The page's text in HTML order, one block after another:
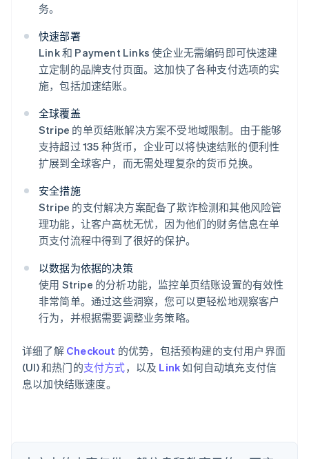
务。
快速部署
Link 和 Payment Links 使企业无需编码即可快速建
立定制的品牌支付页面。这加快了各种支付选项的实
施，包括加速结账。
全球覆盖
Stripe 的单页结账解决方案不受地域限制。由于能够
支持超过 135 种货币，企业可以将快速结账的便利性
扩展到全球客户，而无需处理复杂的货币兑换。
安全措施
Stripe 的支付解决方案配备了欺诈检测和其他风险管
理功能，让客户高枕无忧，因为他们的财务信息在单
页支付流程中得到了很好的保护。
以数据为依据的决策
使用 Stripe 的分析功能，监控单页结账设置的有效性
非常简单。通过这些洞察，您可以更轻松地观察客户
行为，并根据需要调整业务策略。
详细了解 Checkout 的优势，包括预构建的支付用户界面
(UI) 和热门的支付方式，以及 Link如何自动填充支付信
息以加快结账速度。
阿联酋
English
English
爱沙尼亚
English
奥地利
Deutsch English
English
巴西
PortuguêsEnglish